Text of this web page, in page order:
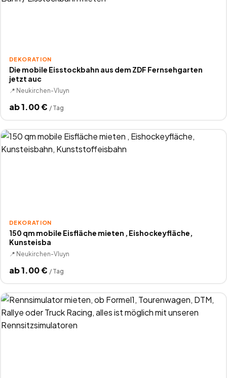
DEKORATION
Die mobile Eisstockbahn aus dem ZDF Fernsehgarten
jetzt auc
📍 Neukirchen-Vluyn
ab1.00€ / Tag
DEKORATION
150 qm mobile Eisfläche mieten , Eishockeyfläche,
Kunsteisba
📍 Neukirchen-Vluyn
ab1.00€ / Tag